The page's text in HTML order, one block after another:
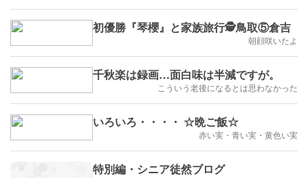
初優勝『琴櫻』と家族旅行🕵️鳥取⑤倉吉
朝顔咲いたよ
千秋楽は録画…面白味は半減ですが。
こういう老後になるとは思わなかった
いろいろ・・・・ ☆晩ご飯☆
赤い実・青い実・黄色い実
特別編・シニア徒然ブログ